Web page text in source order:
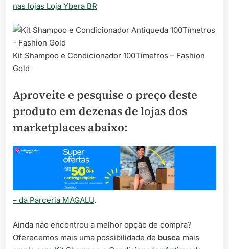
nas lojas Loja Ybera BR
Kit Shampoo e Condicionador 100Tímetros – Fashion
Gold
Aproveite e pesquise o preço deste
produto em dezenas de lojas dos
marketplaces abaixo:
– da Parceria MAGALU.
Ainda não encontrou a melhor opção de compra?
Oferecemos mais uma possibilidade de busca mais